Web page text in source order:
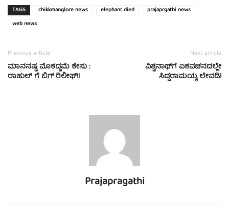
TAGS chikkmanglore news elephant died
prajaprgathi news
web news
Previous article
ಮಾನನಷ್ಟ ಮೊಕದ್ದಮೆ ಕೇಸು :
ರಾಹುಲ್ ಗೆ ಬಿಗ್ ರಿಲೀಫ್!!
Next article
ವಿಶ್ವನಾಥ್‌ಗೆ ಏಕವಚನದಲ್ಲೇ
ಸಿದ್ದರಾಮಯ್ಯ ಲೇವಡಿ!
Prajapragathi